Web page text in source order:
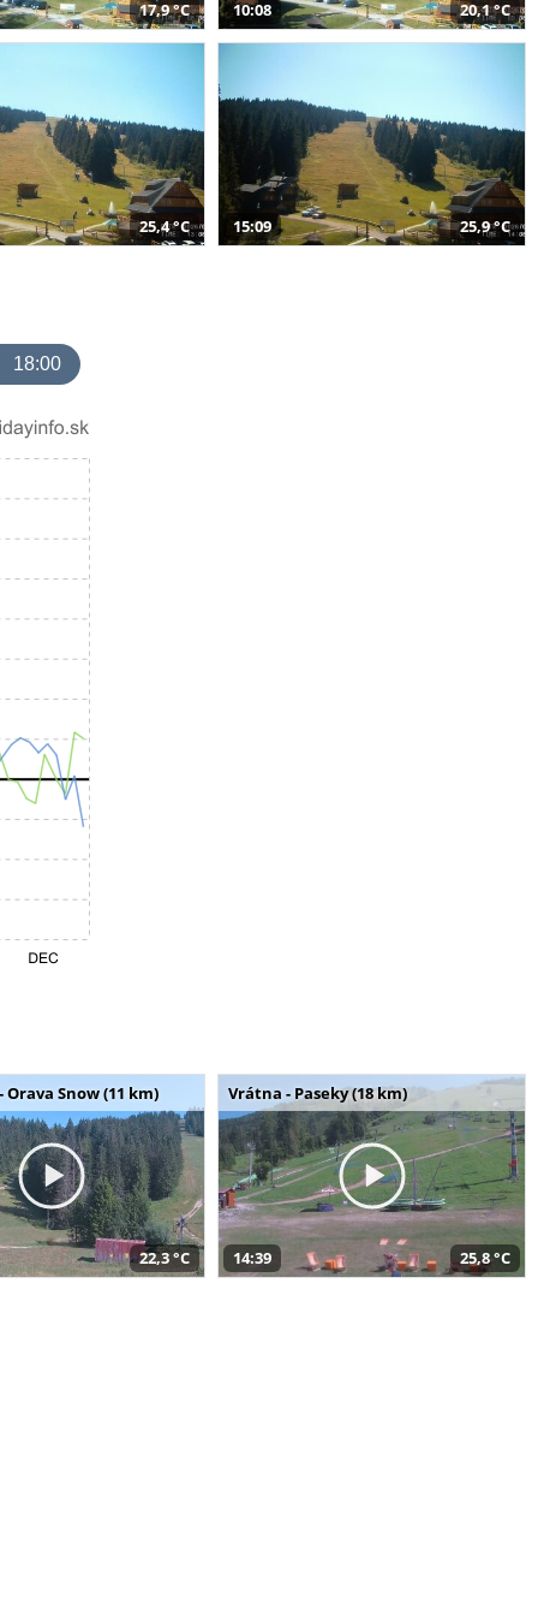
17,9 °C 10:08 20,1 °C
25,4 °C 15:09 25,9 °C
18:00
Orava Snow (11 km)
22,3 °C
Vrátna - Paseky (18 km)
14:39 25,8 °C